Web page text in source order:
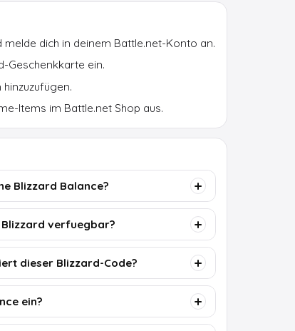
dich in deinem Battle.net-Konto an.
Geschenkkarte ein.
Items im Battle.net Shop aus.
Blizzard Balance?
verfuegbar?
dieser Blizzard-Code?
ein?